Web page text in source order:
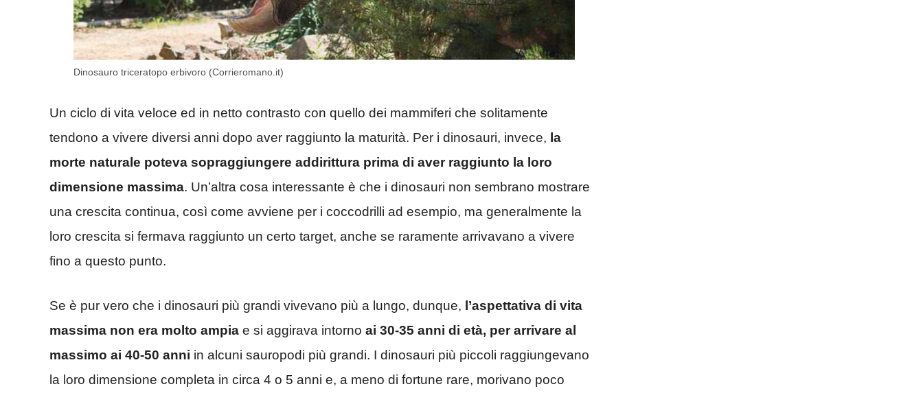
Dinosauro triceratopo erbivoro (Corrieromano.it)
Un ciclo di vita veloce ed in netto contrasto con quello dei mammiferi che solitamente
tendono a vivere diversi anni dopo aver raggiunto la maturità. Per i dinosauri, invece, la
morte naturale poteva sopraggiungere addirittura prima di aver raggiunto la loro
dimensione massima. Un’altra cosa interessante è che i dinosauri non sembrano mostrare
una crescita continua, così come avviene per i coccodrilli ad esempio, ma generalmente la
loro crescita si fermava raggiunto un certo target, anche se raramente arrivavano a vivere
fino a questo punto.
Se è pur vero che i dinosauri più grandi vivevano più a lungo, dunque, l’aspettativa di vita
massima non era molto ampia e si aggirava intorno ai 30-35 anni di età, per arrivare al
massimo ai 40-50 anni in alcuni sauropodi più grandi. I dinosauri più piccoli raggiungevano
la loro dimensione completa in circa 4 o 5 anni e, a meno di fortune rare, morivano poco